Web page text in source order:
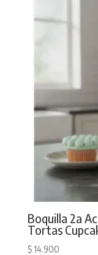
Boquilla 2a
Tortas
$14.900